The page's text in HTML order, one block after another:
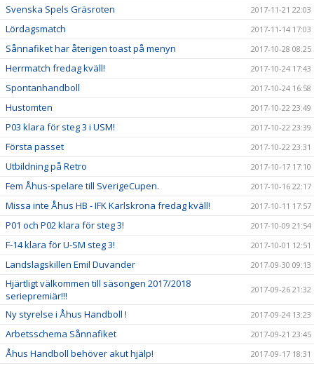
Svenska Spels Gräsroten 2017-11-21 22:03
Lördagsmatch 2017-11-14 17:03
Sånnafiket har återigen toast på menyn 2017-10-28 08:25
Herrmatch fredag kväll! 2017-10-24 17:43
Spontanhandboll 2017-10-24 16:58
Hustomten 2017-10-22 23:49
P03 klara för steg 3 i USM! 2017-10-22 23:39
Första passet 2017-10-22 23:31
Utbildning på Retro 2017-10-17 17:10
Fem Åhus-spelare till SverigeCupen. 2017-10-16 22:17
Missa inte Åhus HB - IFK Karlskrona fredag kväll! 2017-10-11 17:57
P01 och P02 klara för steg 3! 2017-10-09 21:54
F-14 klara för U-SM steg 3! 2017-10-01 12:51
Landslagskillen Emil Duvander 2017-09-30 09:13
Hjärtligt välkommen till säsongen 2017/2018
seriepremiär!!!
2017-09-26 21:32
Ny styrelse i Åhus Handboll ! 2017-09-24 13:23
Arbetsschema Sånnafiket 2017-09-21 23:45
Åhus Handboll behöver akut hjälp! 2017-09-17 18:31